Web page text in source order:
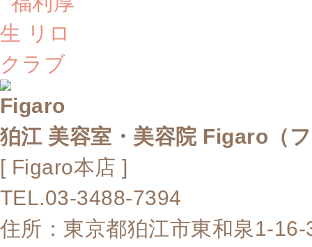
狛江 美容室・美容院 Figaro（
[ Figaro本店 ]
TEL.03-3488-7394
住所：東京都狛江市東和泉1-16-